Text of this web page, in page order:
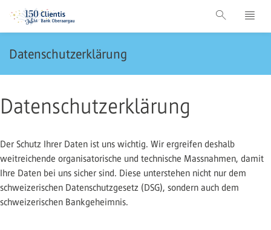
Datenschutzerklärung
Datenschutzerklärung
Der Schutz Ihrer Daten ist uns wichtig. Wir ergreifen deshalb
weitreichende organisatorische und technische Massnahmen, damit
Ihre Daten bei uns sicher sind. Diese unterstehen nicht nur dem
schweizerischen Datenschutzgesetz (DSG), sondern auch dem
schweizerischen Bankgeheimnis.